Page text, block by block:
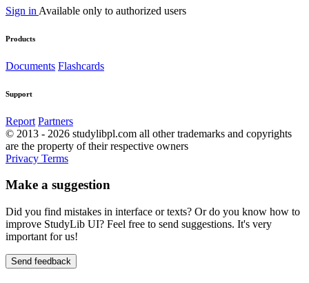
Sign in Available only to authorized users
Products
Documents Flashcards
Support
Report Partners
© 2013 - 2026 studylibpl.com all other trademarks and copyrights
are the property of their respective owners
Privacy Terms
Make a suggestion
Did you find mistakes in interface or texts? Or do you know how to
improve StudyLib UI? Feel free to send suggestions. It's very
important for us!
Send feedback